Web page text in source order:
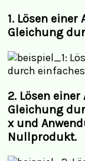
1. Lösen
Gleichung
2. Lösen
Gleichung
x und
Nullprodukt.